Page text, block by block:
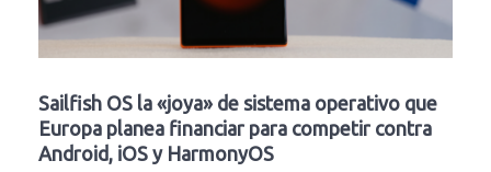
Sailfish OS la «joya» de sistema operativo que
Europa planea financiar para competir contra
Android, iOS y HarmonyOS